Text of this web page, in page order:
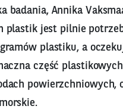
badania, Annika
plastik jest pilnie
plastiku, a
część
powierzchniowych,